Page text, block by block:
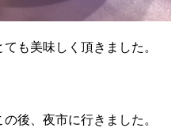
も美味しく頂きました。
後、夜市に行きました。